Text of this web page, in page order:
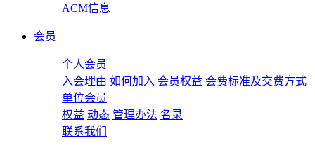
ACM信息
会员+
个人会员
入会理由 如何加入 会员权益 会费标准及交费方式
单位会员
权益 动态 管理办法 名录
联系我们